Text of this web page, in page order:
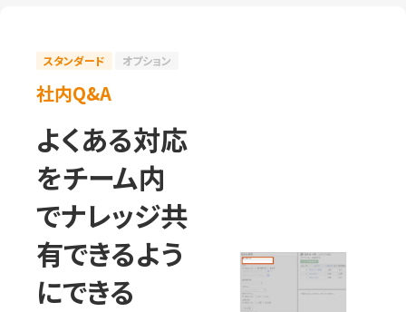
スタンダード オプション
社内Q&A
よくある対応
をチーム内
でナレッジ共
有できるよう
にできる